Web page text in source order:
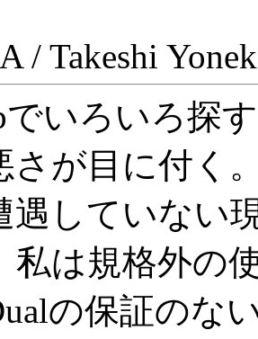
/ Takeshi
いろいろ探す
さが目に付く
遇していない
私は規格外の
の保証のな